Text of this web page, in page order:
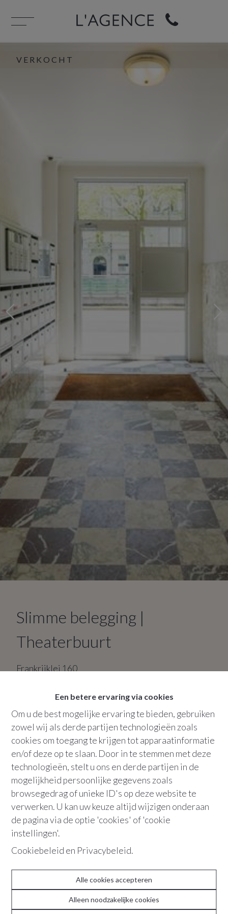
Een betere ervaring via cookies
Om u de best mogelijke ervaring te bieden, gebruiken
zowel wij als derde partijen technologieën zoals
cookies om toegang te krijgen tot apparaatinformatie
en/of deze op te slaan. Door in te stemmen met deze
technologieën, stelt u ons en derde partijen in de
mogelijkheid persoonlijke gegevens zoals
browsegedrag of unieke ID's op deze website te
verwerken. U kan uw keuze altijd wijzigen onderaan
de pagina via de optie 'cookies' of 'cookie
instellingen'.
Cookiebeleid en Privacybeleid.
Alle cookies accepteren
Alleen noodzakelijke cookies
VERKOCHT
Slimme belegging |
Theaterbuurt
Frankrijklei 160
badkamer
Bew. opp.:33 m²
+32 486 36 21 10
"Of je nu op zoek bent naar een slimme
belegging, een pied-à-terre in de stad of
een comfortabele verblijfplaats voor een
student, deze studio biedt tal van
mogelijkheden."
Deze studio bevindt zich in de hippe Theaterbuurt, aan